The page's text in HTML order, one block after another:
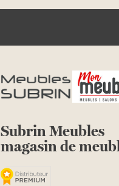
Subrin Meubles
magasin de